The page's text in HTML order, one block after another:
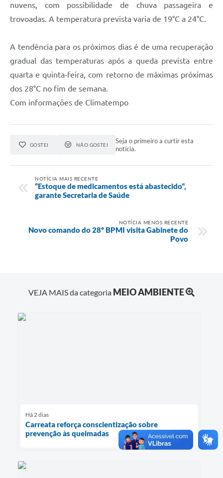
nuvens, com possibilidade de chuva passageira e
trovoadas. A temperatura prevista varia de 19°C a 24°C.
A tendência para os próximos dias é de uma recuperação
gradual das temperaturas após a queda prevista entre
quarta e quinta-feira, com retorno de máximas próximas
dos 28°C no fim de semana.
Com informações de Climatempo
GOSTEI NÃO GOSTEI
Seja o primeiro a curtir esta
notícia.
NOTÍCIA MAIS RECENTE
“Estoque de medicamentos está abastecido”,
garante Secretaria de Saúde
NOTÍCIA MENOS RECENTE
Novo comando do 28º BPMI visita Gabinete do
Povo
VEJA MAIS da categoria MEIO AMBIENTE
Há 2 dias
Carreata reforça conscientização sobre
prevenção às queimadas